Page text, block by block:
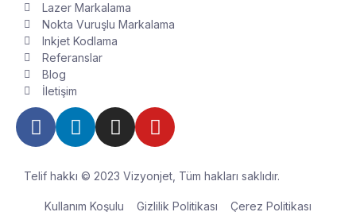
Lazer Markalama
Nokta Vuruşlu Markalama
Inkjet Kodlama
Referanslar
Blog
İletişim
Telif hakkı © 2023 Vizyonjet, Tüm hakları saklıdır.
Kullanım Koşulu Gizlilik Politikası Çerez Politikası